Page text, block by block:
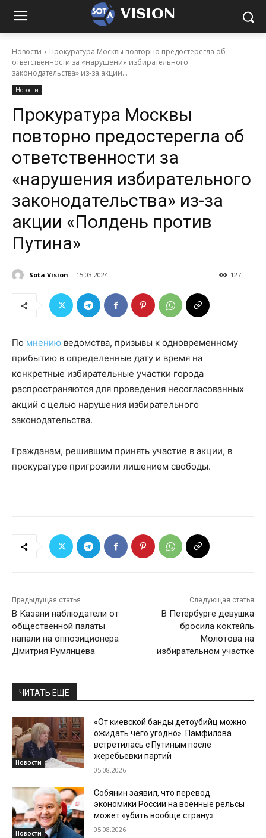
VISION
Новости
Прокуратура Москвы повторно предостерегла об
ответственности за «нарушения избирательного
законодательства» из-за акции...
Новости
Прокуратура Москвы
повторно предостерегла об
ответственности за
«нарушения избирательного
законодательства» из-за
акции «Полдень против
Путина»
Sota Vision 15.03.2024 127
По мнению ведомства, призывы к одновременному
прибытию в определенные дату и время на
конкретные избирательные участки города
распространяются для проведения несогласованных
акций с целью нарушения избирательного
законодательства.
Гражданам, решившим принять участие в акции, в
прокуратуре пригрозили лишением свободы.
Предыдущая статья
В Казани наблюдатели от
общественной палаты
напали на оппозиционера
Дмитрия Румянцева
Следующая статья
В Петербурге девушка
бросила коктейль
Молотова на
избирательном участке
ЧИТАТЬ ЕЩЕ
Новости
«От киевской банды детоубийц можно
ожидать чего угодно». Памфилова
встретилась с Путиным после
жеребьевки партий
05.08.2026
Новости
Собянин заявил, что перевод
экономики России на военные рельсы
может «убить вообще страну»
05.08.2026